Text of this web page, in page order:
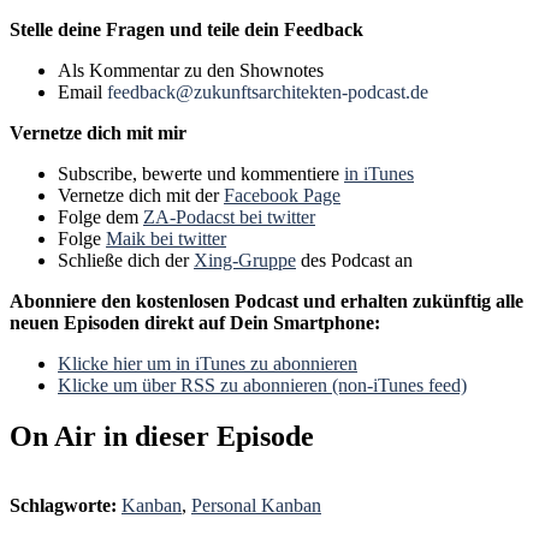
Stelle deine Fragen und teile dein Feedback
Als Kommentar zu den Shownotes
Email feedback@zukunftsarchitekten-podcast.de
Vernetze dich mit mir
Subscribe, bewerte und kommentiere in iTunes
Vernetze dich mit derFacebook Page
Folge dem ZA-Podacst bei twitter
Folge Maik bei twitter
Schließe dich der Xing-Gruppe des Podcast an
Abonniere den kostenlosen Podcast und erhalten zukünftig alle
neuen Episoden direkt auf Dein Smartphone:
Klicke hier um in iTunes zu abonnieren
Klicke um über RSS zu abonnieren (non-iTunes feed)
On Air in dieser Episode
Schlagworte: Kanban, Personal Kanban